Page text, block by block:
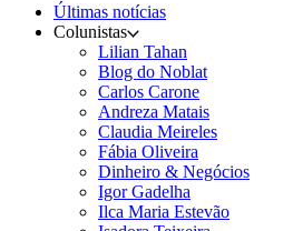
Últimas notícias
Colunistas
Lilian Tahan
Blog do Noblat
Carlos Carone
Andreza Matais
Claudia Meireles
Fábia Oliveira
Dinheiro & Negócios
Igor Gadelha
Ilca Maria Estevão